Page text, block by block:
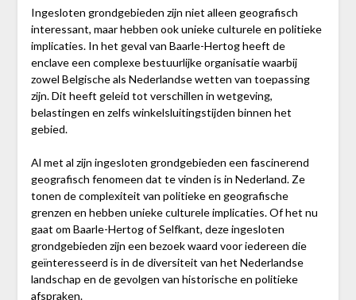
Ingesloten grondgebieden zijn niet alleen geografisch
interessant, maar hebben ook unieke culturele en politieke
implicaties. In het geval van Baarle-Hertog heeft de
enclave een complexe bestuurlijke organisatie waarbij
zowel Belgische als Nederlandse wetten van toepassing
zijn. Dit heeft geleid tot verschillen in wetgeving,
belastingen en zelfs winkelsluitingstijden binnen het
gebied.
Al met al zijn ingesloten grondgebieden een fascinerend
geografisch fenomeen dat te vinden is in Nederland. Ze
tonen de complexiteit van politieke en geografische
grenzen en hebben unieke culturele implicaties. Of het nu
gaat om Baarle-Hertog of Selfkant, deze ingesloten
grondgebieden zijn een bezoek waard voor iedereen die
geïnteresseerd is in de diversiteit van het Nederlandse
landschap en de gevolgen van historische en politieke
afspraken.